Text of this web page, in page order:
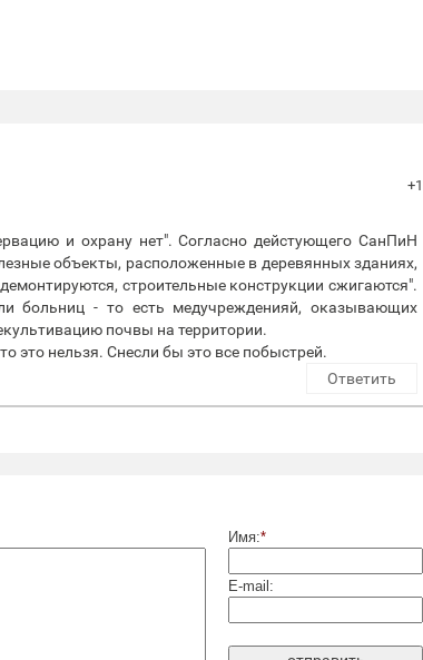
+1
и охрану нет". Согласно дейстующего СанПиН
объекты, расположенные в деревянных зданиях,
строительные конструкции сжигаются".
больниц - то есть медучрежденияй, оказывающих
почвы на территории.
это нельзя. Снесли бы это все побыстрей.
Ответить
Имя:*
E-mail: